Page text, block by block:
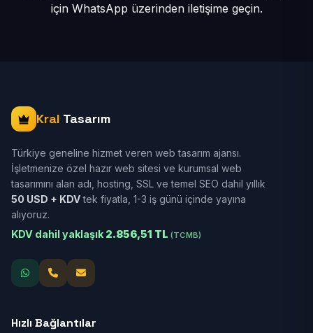
için WhatsApp üzerinden iletişime geçin.
Kral Tasarım
Türkiye geneline hizmet veren web tasarım ajansı.
İşletmenize özel hazır web sitesi ve kurumsal web
tasarımını alan adı, hosting, SSL ve temel SEO dahil yıllık
50 USD + KDVtek fiyatla, 1-3 iş günü içinde yayına
alıyoruz.
KDV dahil yaklaşık 2.856,51 TL (TCMB)
Hızlı Bağlantılar